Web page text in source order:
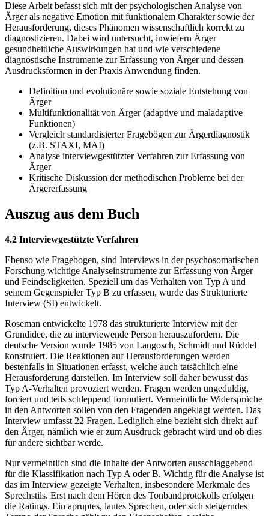
Diese Arbeit befasst sich mit der psychologischen Analyse von
Ärger als negative Emotion mit funktionalem Charakter sowie der
Herausforderung, dieses Phänomen wissenschaftlich korrekt zu
diagnostizieren. Dabei wird untersucht, inwiefern Ärger
gesundheitliche Auswirkungen hat und wie verschiedene
diagnostische Instrumente zur Erfassung von Ärger und dessen
Ausdrucksformen in der Praxis Anwendung finden.
Definition und evolutionäre sowie soziale Entstehung von
Ärger
Multifunktionalität von Ärger (adaptive und maladaptive
Funktionen)
Vergleich standardisierter Fragebögen zur Ärgerdiagnostik
(z.B. STAXI, MAI)
Analyse interviewgestützter Verfahren zur Erfassung von
Ärger
Kritische Diskussion der methodischen Probleme bei der
Ärgererfassung
Auszug aus dem Buch
4.2 Interviewgestützte Verfahren
Ebenso wie Fragebogen, sind Interviews in der psychosomatischen
Forschung wichtige Analyseinstrumente zur Erfassung von Ärger
und Feindseligkeiten. Speziell um das Verhalten von Typ A und
seinem Gegenspieler Typ B zu erfassen, wurde das Strukturierte
Interview (SI) entwickelt.
Roseman entwickelte 1978 das strukturierte Interview mit der
Grundidee, die zu interviewende Person herauszufordern. Die
deutsche Version wurde 1985 von Langosch, Schmidt und Rüddel
konstruiert. Die Reaktionen auf Herausforderungen werden
bestenfalls in Situationen erfasst, welche auch tatsächlich eine
Herausforderung darstellen. Im Interview soll daher bewusst das
Typ A-Verhalten provoziert werden. Fragen werden ungeduldig,
forciert und teils schleppend formuliert. Vermeintliche Widersprüche
in den Antworten sollen von den Fragenden angeklagt werden. Das
Interview umfasst 22 Fragen. Lediglich eine bezieht sich direkt auf
den Ärger, nämlich wie er zum Ausdruck gebracht wird und ob dies
für andere sichtbar werde.
Nur vermeintlich sind die Inhalte der Antworten ausschlaggebend
für die Klassifikation nach Typ A oder B. Wichtig für die Analyse ist
das im Interview gezeigte Verhalten, insbesondere Merkmale des
Sprechstils. Erst nach dem Hören des Tonbandprotokolls erfolgen
die Ratings. Ein apruptes, lautes Sprechen, oder sich steigerndes